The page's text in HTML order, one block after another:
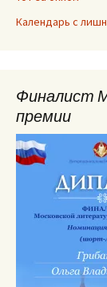
Календарь с
Финалист
премии